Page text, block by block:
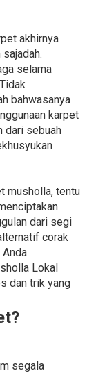
akhirnya
selama
bahwasanya
karpet
dari sebuah
musholla, tentu
dari segi
corak
Lokal
dan trik yang
segala